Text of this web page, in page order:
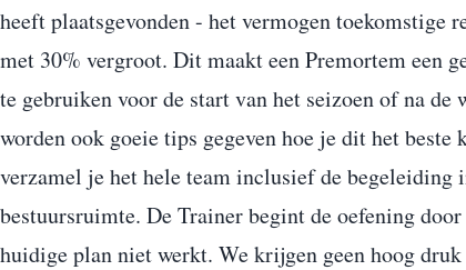
heeft plaatsgevonden - het vermogen toekomstige
met 30% vergroot. Dit maakt een Premortem een
te gebruiken voor de start van het seizoen of na
worden ook goeie tips gegeven hoe je dit het beste
verzamel je het hele team inclusief de begeleiding
bestuursruimte. De Trainer begint de oefening
huidige plan niet werkt. We krijgen geen hoog druk